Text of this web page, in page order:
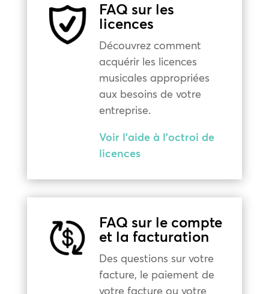
FAQ sur les
licences
Découvrez comment
acquérir les licences
musicales appropriées
aux besoins de votre
entreprise.
Voir l'aide à l'octroi de
licences
FAQ sur le compte
et la facturation
Des questions sur votre
facture, le paiement de
votre facture ou votre